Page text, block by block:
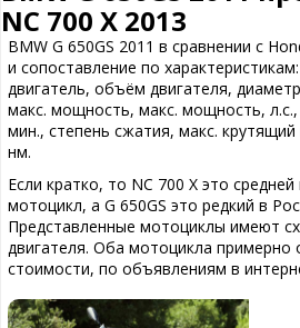
NC 700 X 2013
BMW G 650GS 2011 в сравнении с
и сопоставление по
двигатель, объём двигателя,
макс. мощность, макс. мощность,
мин., степень сжатия, макс.
нм.
Если кратко, то NC 700 X это
мотоцикл, а G 650GS это редкий в
Представленные мотоциклы имеют
двигателя. Оба мотоцикла примерно
стоимости, по объявлениям в